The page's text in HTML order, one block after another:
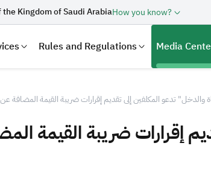
Kingdom of Saudi ArabiaHow you know?
Rules and Regulations Media
والدخل" تدعو المكلفين إلى تقديم إقرارات ضريبة القيمة المضافة عن
إقرارات ضريبة القيمة